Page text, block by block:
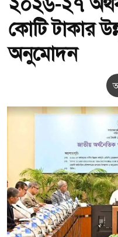
কোটি টাকার
অনুমোদন